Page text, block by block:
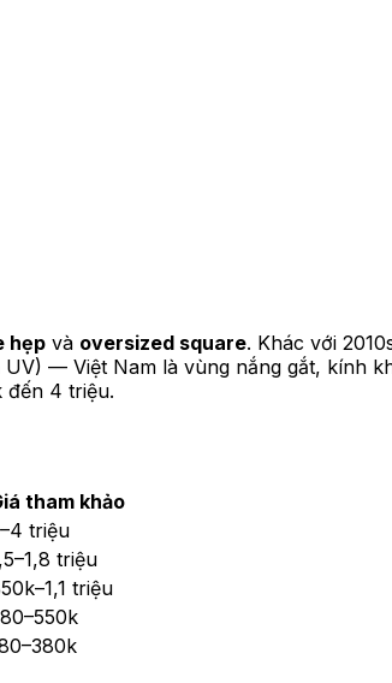
hẹp và oversized square. Khác với
— Việt Nam là vùng nắng gắt, kính
đến 4 triệu.
tham khảo
triệu
triệu
triệu